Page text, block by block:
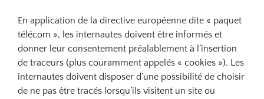
En application de la directive européenne dite « paquet
télécom », les internautes doivent être informés et
donner leur consentement préalablement à l’insertion
de traceurs (plus couramment appelés « cookies »). Les
internautes doivent disposer d’une possibilité de choisir
de ne pas être tracés lorsqu’ils visitent un site ou